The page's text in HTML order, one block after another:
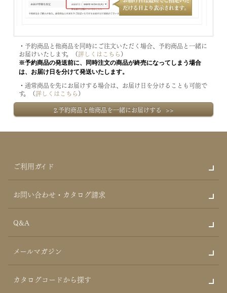
・予約商品と他商品を同時にご注文いただく場合、予約商品と一緒に
お届けいたします。（詳しくはこちら）
※予約商品の発送前に、同時注文の商品が終売になってしまう場合
は、お届け日を分けて発送いたします。
・通常商品を先にお届けする場合は、お届け日を分けることも可能で
す。（詳しくはこちら）
2.予約商品と他商品を一緒にお届けする >>
ご利用ガイド
お問い合わせ・カタログ請求
Q&A
メールマガジン
カタログコードから探す